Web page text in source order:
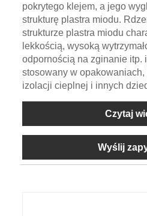
pokrytego klejem, a jego
strukturę plastra miodu.
strukturze plastra miodu
lekkością, wysoką
odpornością na zginanie itp.
stosowany w
izolacji cieplnej i innych
Czytaj
Wyślij